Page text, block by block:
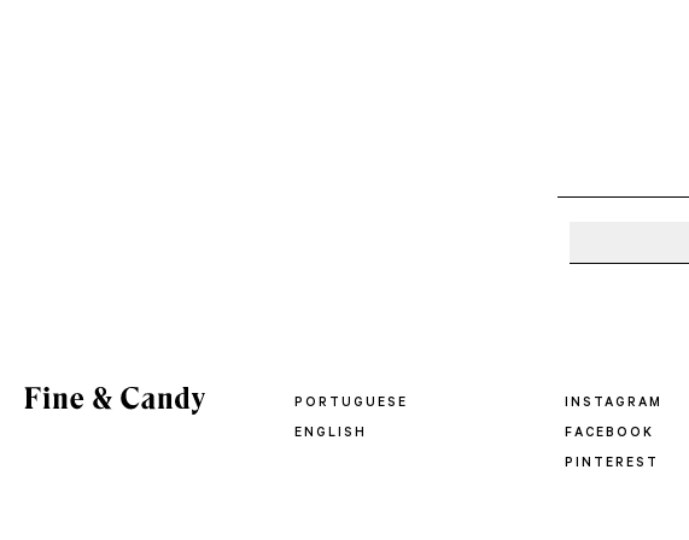
PORTUGUESE
ENGLISH
INSTAGRAM
FACEBOOK
PINTEREST